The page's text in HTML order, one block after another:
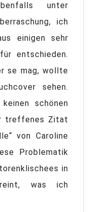
unter
ich
einigen sehr
entschieden.
se mag, wollte
sehen.
schönen
treffenes Zitat
von Caroline
Problematik
in
was ich